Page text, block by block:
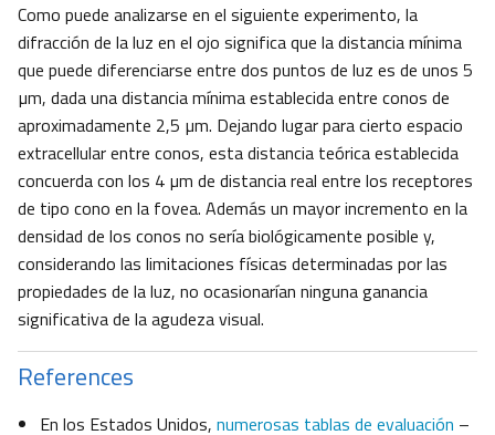
Como puede analizarse en el siguiente experimento, la
difracción de la luz en el ojo significa que la distancia mínima
que puede diferenciarse entre dos puntos de luz es de unos 5
µm, dada una distancia mínima establecida entre conos de
aproximadamente 2,5 µm. Dejando lugar para cierto espacio
extracellular entre conos, esta distancia teórica establecida
concuerda con los 4 µm de distancia real entre los receptores
de tipo cono en la fovea. Además un mayor incremento en la
densidad de los conos no sería biológicamente posible y,
considerando las limitaciones físicas determinadas por las
propiedades de la luz, no ocasionarían ninguna ganancia
significativa de la agudeza visual.
References
En los Estados Unidos, numerosas tablas de evaluación –